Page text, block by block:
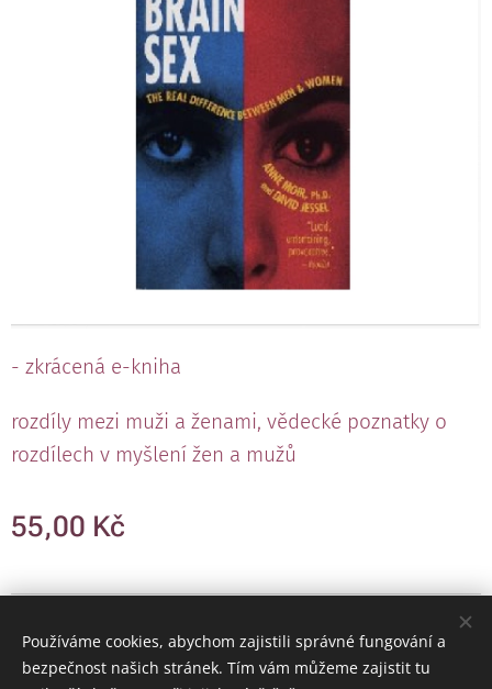
- zkrácená e-kniha
rozdíly mezi muži a ženami, vědecké poznatky o
rozdílech v myšlení žen a mužů
55,00 Kč
Cookies
Používáme cookies, abychom zajistili správné fungování a
bezpečnost našich stránek. Tím vám můžeme zajistit tu